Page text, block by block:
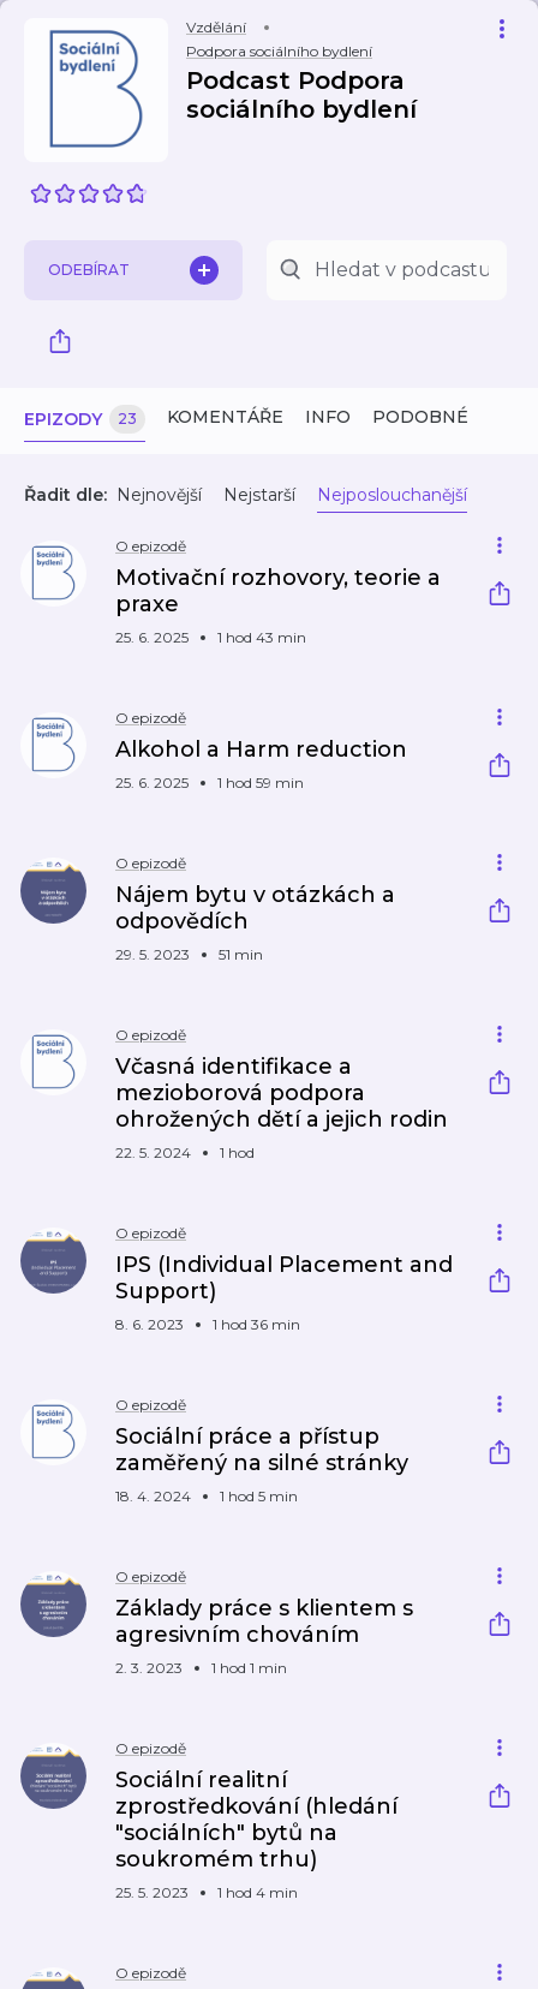
Vzdělání
Podpora sociálního bydlení
Podcast Podpora
sociálního bydlení
ODEBÍRAT
EPIZODY 23 KOMENTÁŘE INFO PODOBNÉ
Řadit dle: Nejnovější Nejstarší Nejposlouchanější
O epizodě
Motivační rozhovory, teorie a
praxe
25. 6. 2025 1 hod 43 min
O epizodě
Alkohol a Harm reduction
25. 6. 2025 1 hod 59 min
O epizodě
Nájem bytu v otázkách a
odpovědích
29. 5. 2023 51 min
O epizodě
Včasná identifikace a
mezioborová podpora
ohrožených dětí a jejich rodin
22. 5. 2024 1 hod
O epizodě
IPS (Individual Placement and
Support)
8. 6. 2023 1 hod 36 min
O epizodě
Sociální práce a přístup
zaměřený na silné stránky
18. 4. 2024 1 hod 5 min
O epizodě
Základy práce s klientem s
agresivním chováním
2. 3. 2023 1 hod 1 min
O epizodě
Sociální realitní
zprostředkování (hledání
"sociálních" bytů na
soukromém trhu)
25. 5. 2023 1 hod 4 min
O epizodě